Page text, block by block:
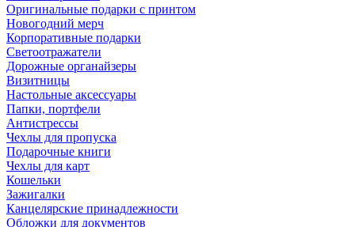
Оригинальные подарки с принтом
Новогодний мерч
Корпоративные подарки
Светоотражатели
Дорожные органайзеры
Визитницы
Настольные аксессуары
Папки, портфели
Антистрессы
Чехлы для пропуска
Подарочные книги
Чехлы для карт
Кошельки
Зажигалки
Канцелярские принадлежности
Обложки для документов